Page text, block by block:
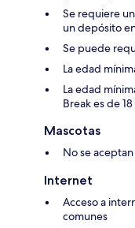
Se requiere
un depósito
Se puede
La edad
La edad
Break es de
Mascotas
No se
Internet
Acceso a
comunes